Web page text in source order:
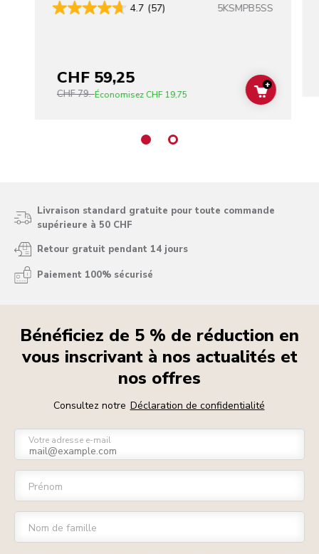
4.7 (57) 5KSMPB5SS
CHF 59,25
CHF 79.-ÉconomisezCHF 19,75 ADD TO
+
Livraison standard gratuite pour toute commande
supérieure à 50 CHF
Retour gratuit pendant 14 jours
Paiement 100% sécurisé
Bénéficiez de 5 % de réduction en
vous inscrivant à nos actualités et
nos offres
Consultez notre Déclaration de confidentialité
Votre adresse e-mail
Prénom
Nom de famille